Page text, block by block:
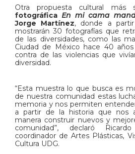
Otra propuesta cultural más
fotográfica En mi cama
Jorge Martínez, donde a
mostrarán 30 fotografías que
de las diversidades, como las
Ciudad de México hace 40
contra de las violencias que
diversidad.
“Esta muestra lo que busca es
de nuestra comunidad estas
memoria y nos permiten
a partir de la historia que nos
manera construir nuevos y
comunidad”, declaró
coordinador de Artes Plásticas,
Cultura UDG.